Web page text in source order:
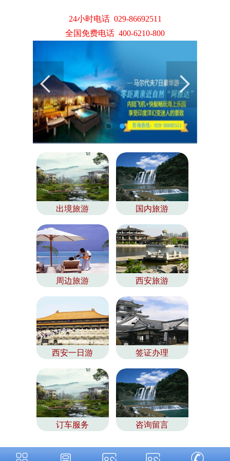
24小时电话 029-86692511
全国免费电话 400-6210-800
出境旅游 国内旅游
周边旅游 西安旅游
西安一日游 签证办理
订车服务 咨询留言